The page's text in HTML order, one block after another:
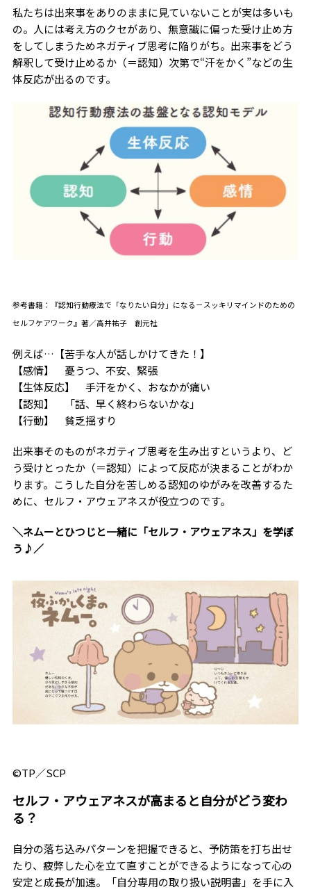
私たちは出来事をありのままに見ていないことが実は多いも
の。人には考え方のクセがあり、無意識に偏った受け止め方
をしてしまうためネガティブ思考に陥りがち。出来事をどう
解釈して受け止めるか（＝認知）次第で“汗をかく”などの生
体反応が出るのです。
参考書籍：『認知行動療法で「なりたい自分」になる－スッキリマインドのための
セルフケアワーク』著／高井祐子 創元社
例えば…【苦手な人が話しかけてきた！】
【感情】 憂うつ、不安、緊張
【生体反応】 手汗をかく、おなかが痛い
【認知】 「話、早く終わらないかな」
【行動】 貧乏揺すり
出来事そのものがネガティブ思考を生み出すというより、ど
う受けとったか（＝認知）によって反応が決まることがわか
ります。こうした自分を苦しめる認知のゆがみを改善するた
めに、セルフ・アウェアネスが役立つのです。
＼ネムーとひつじと一緒に「セルフ・アウェアネス」を学ぼ
う♪／
©TP／SCP
セルフ・アウェアネスが高まると自分がどう変わ
る？
自分の落ち込みパターンを把握できると、予防策を打ち出せ
たり、疲弊した心を立て直すことができるようになって心の
安定と成長が加速。「自分専用の取り扱い説明書」を手に入